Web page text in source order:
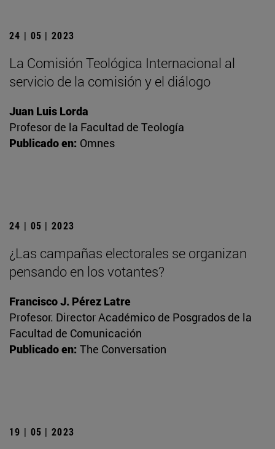
24 | 05 | 2023
La Comisión Teológica Internacional al
servicio de la comisión y el diálogo
Juan Luis Lorda
Profesor de la Facultad de Teología
Publicado en: Omnes
24 | 05 | 2023
¿Las campañas electorales se organizan
pensando en los votantes?
Francisco J. Pérez Latre
Profesor. Director Académico de Posgrados de la
Facultad de Comunicación
Publicado en: The Conversation
19 | 05 | 2023